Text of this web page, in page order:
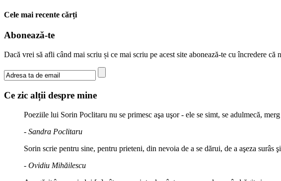
Cele mai recente cărți
Abonează-te
Dacă vrei să afli când mai scriu și ce mai scriu pe acest site abonează-te cu încredere că
Ce zic alții despre mine
Poeziile lui Sorin Poclitaru nu se primesc aşa uşor - ele se simt, se adulmecă,
- Sandra Poclitaru
Sorin scrie pentru sine, pentru prieteni, din nevoia de a se dărui, de a aşeza
- Ovidiu Mihăilescu